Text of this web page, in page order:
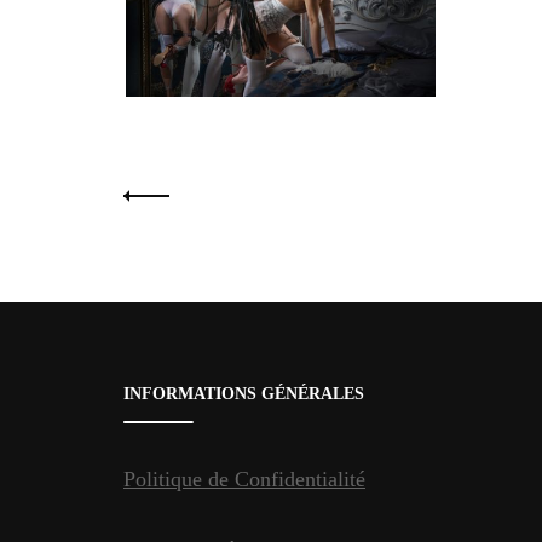
Pagination
INFORMATIONS GÉNÉRALES
Politique de Confidentialité